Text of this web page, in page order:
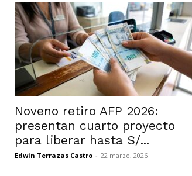
Noveno retiro AFP 2026:
presentan cuarto proyecto
para liberar hasta S/...
Edwin Terrazas Castro - 22 marzo, 2026